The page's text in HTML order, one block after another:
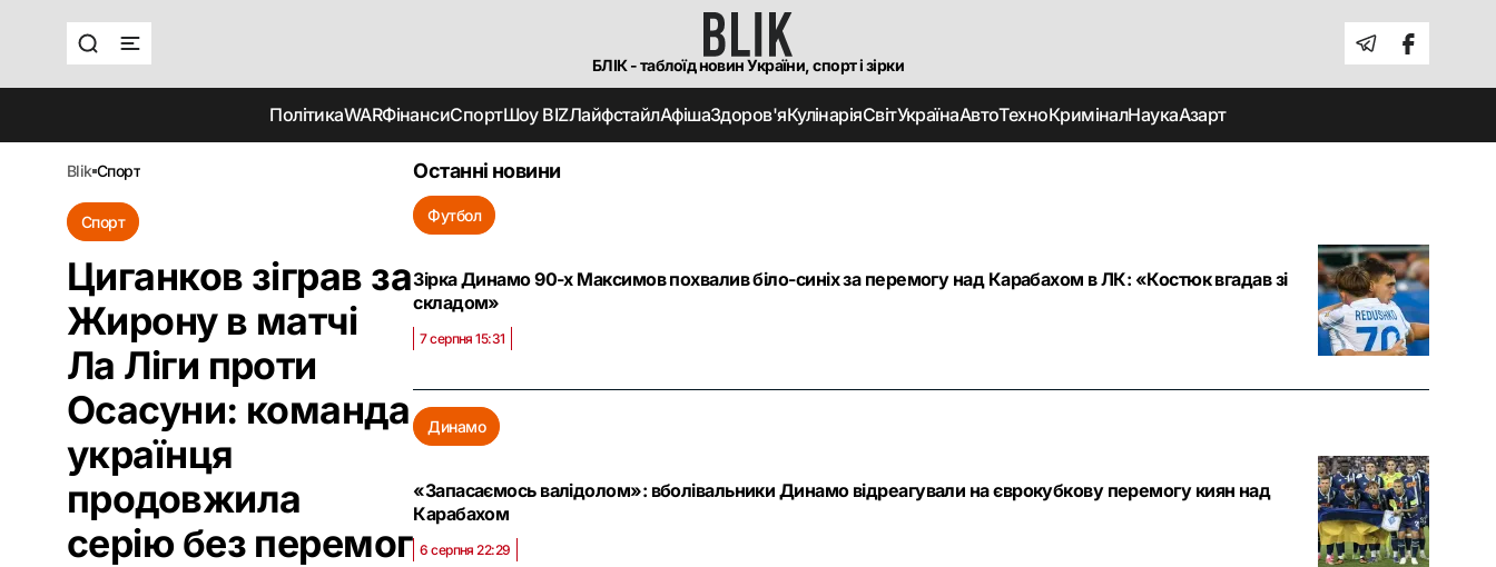
БЛІК - таблоїд новин України, спорт і зірки
ПолітикаWARФінансиСпортШоу BIZЛайфстайлАфішаЗдоров'яКулінаріяСвітУкраїнаАвтоТехноКриміналНаукаАзарт
blik спорт
Спорт
Циганков зіграв за
Жирону в матчі
Ла Ліги проти
Осасуни: команда
українця
продовжила
серію без перемог
Останні новини
Футбол
Зірка Динамо 90-х Максимов похвалив біло-синіх за перемогу над Карабахом в ЛК: «Костюк вгадав зі
складом»
7 серпня 15:31
Динамо
«Запасаємось валідолом»: вболівальники Динамо відреагували на єврокубкову перемогу киян над
Карабахом
6 серпня 22:29